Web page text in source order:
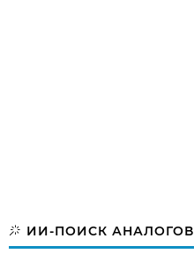
ИИ-ПОИСК АНАЛОГОВ